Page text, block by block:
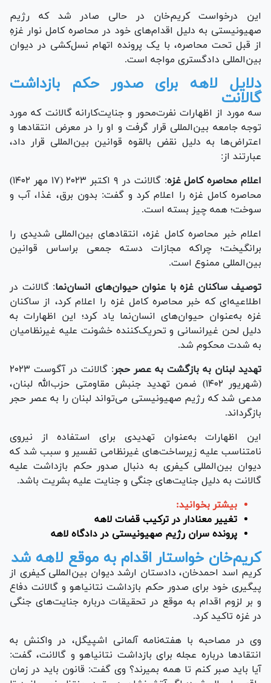
این درخواست کریم‌خان در حالی صادر شد که رژیم
صهیونیستی به دلیل اقدام‌های خود در محاصره کامل نوار غزهِ
از قبل تحت محاصره، با یک پرونده اتهام نسل‌کشی در دیوان
بین‌المللی دادگستری مواجه است.
دلایل لاهه برای صدور حکم بازداشت
گالانت
سه مورد از اظهارات نفرت‌محور و جنایت‌کارانه گالانت که مورد
توجه جامعه بین‌المللی قرار گرفت و او را در معرض انتقاد‌ها و
اعتراض‌ها به دلیل نقض بالقوه قوانین بین‌المللی قرار داد،
عبارتند از:
اعلام محاصره کامل غزه
: گالانت در ۹ اکتبر ۲۰۲۳ (۱۷ مهر ۱۴۰۲)
محاصره کامل غزه را اعلام کرد و گفت: بدون برق، غذا، آب و
سوخت؛ همه چیز بسته است.
اعلام خبر محاصره کامل غزه، انتقاد‌های بین‌المللی شدیدی را
برانگیخت؛ چراکه مجازات دسته جمعی براساس قوانین
بین‌المللی ممنوع است.
توصیف ساکنان غزه با عنوان حیوان‌های انسان‌نما: گالانت در
اطلاعیه‌ای که خبر محاصره کامل غزه را اعلام کرد، از ساکنان
غزه به‌عنوان حیوان‌های انسان‌نما یاد کرد؛ این اظهارات به
دلیل لحن غیرانسانی و تحریک‌کننده خشونت علیه غیرنظامیان
به شدت محکوم شد.
تهدید لبنان به بازگشت به عصر حجر
: گالانت در آگوست ۲۰۲۳
(شهریور ۱۴۰۲) ضمن تهدید جنبش مقاومتی حزب‌الله لبنان،
مدعی شد که رژیم صهیونیستی می‌تواند لبنان را به عصر حجر
بازگرداند.
این اظهارات به‌عنوان تهدیدی برای استفاده از نیروی
نامتناسب علیه زیرساخت‌های غیرنظامی تفسیر و سبب شد که
دیوان بین‌المللی کیفری به دنبال صدور حکم بازداشت علیه
گالانت به دلیل جنایت‌های جنگی و جنایت علیه بشریت باشد.
بیشتر بخوانید:
تغییر معنادار در ترکیب قضات لاهه
پرونده سران رژیم صهیونیستی در دادگاه لاهه
کریم‌خان خواستار اقدام به موقع لاهه شد
کریم اسد احمدخان، دادستان ارشد دیوان بین‌المللی کیفری از
پیگیری خود برای صدور حکم بازداشت نتانیاهو و گالانت دفاع
و بر لزوم اقدام به موقع در تحقیقات درباره جنایت‌های جنگی
در غزه تاکید کرد.
وی در مصاحبه با هفته‌نامه آلمانی اشپیگل، در واکنش به
انتقاد‌ها درباره عجله برای بازداشت نتانیاهو و گالانت، گفت:
آیا باید صبر کنم تا همه بمیرند؟ وی گفت: قانون باید در زمان